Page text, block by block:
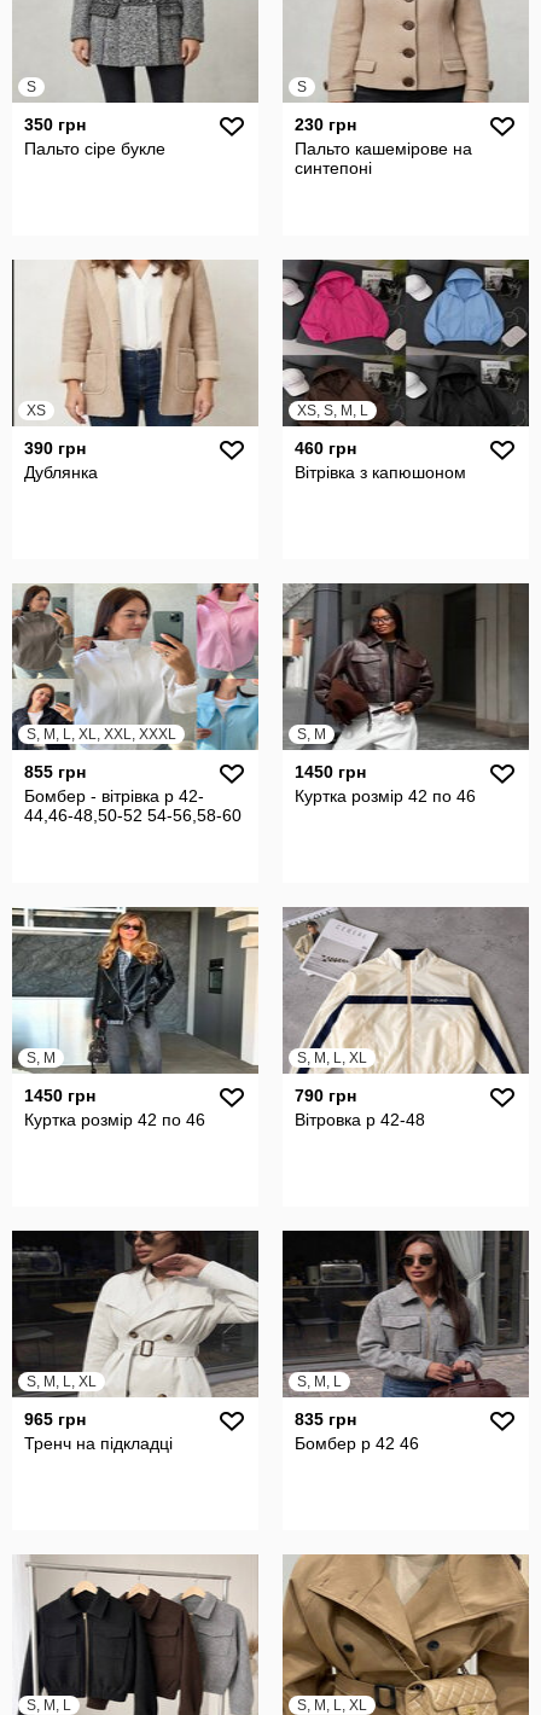
S
350 грн
Пальто сіре букле
S
230 грн
Пальто кашемірове на
синтепоні
XS
390 грн
Дублянка
XS, S, M, L
460 грн
Вітрівка з капюшоном
S, M, L, XL, XXL, XXXL
855 грн
Бомбер - вітрівка р 42-
44,46-48,50-52 54-56,58-60
S, M
1450 грн
Куртка розмір 42 по 46
S, M
1450 грн
Куртка розмір 42 по 46
S, M, L, XL
790 грн
Вітровка р 42-48
S, M, L, XL
965 грн
Тренч на підкладці
S, M, L
835 грн
Бомбер р 42 46
S, M, L S, M, L, XL